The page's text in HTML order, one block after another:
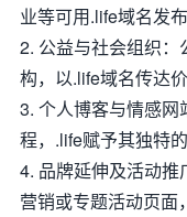
业等可用.life域名发
2. 公益与社会组织
构，以.life域名传达价
3. 个人博客与情感
程，.life赋予其独特的
4. 品牌延伸及活动
营销或专题活动页面